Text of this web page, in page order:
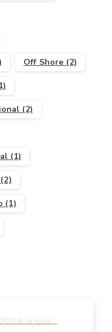
Off Shore (2)
(2)
(1)
(2)
(1)
em 2026: